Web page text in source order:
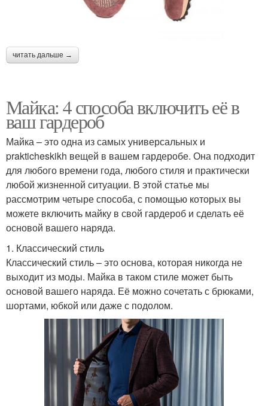
читать дальше →
Майка: 4 способа включить её в
ваш гардероб
Майка – это одна из самых универсальных и
prakticheskikh вещей в вашем гардеробе. Она подходит
для любого времени года, любого стиля и практически
любой жизненной ситуации. В этой статье мы
рассмотрим четыре способа, с помощью которых вы
можете включить майку в свой гардероб и сделать её
основой вашего наряда.
1. Классический стиль
Классический стиль – это основа, которая никогда не
выходит из моды. Майка в таком стиле может быть
основой вашего наряда. Её можно сочетать с брюками,
шортами, юбкой или даже с подолом.